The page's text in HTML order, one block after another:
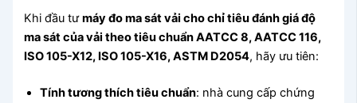
Khi đầu tưmáy đo ma sát vải cho chỉ tiêu đánh giá độ
ma sát của vải theo tiêu chuẩn AATCC 8, AATCC 116,
ISO 105-X12, ISO 105-X16, ASTM D2054, hãy ưu tiên:
Tính tương thích tiêu chuẩn: nhà cung cấp chứng